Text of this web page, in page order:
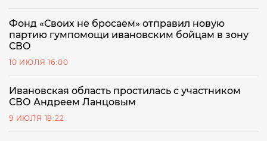
Фонд «Своих не бросаем» отправил новую
партию гумпомощи ивановским бойцам в зону
СВО
10 ИЮЛЯ 16:00
Ивановская область простилась с участником
СВО Андреем Ланцовым
9 ИЮЛЯ 18:22